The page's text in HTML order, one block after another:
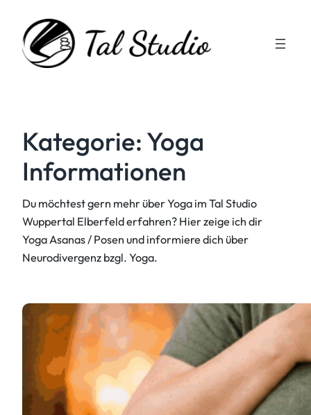
Inhalt
springen
Kategorie:Yoga
Informationen
Du möchtest gern mehr über Yoga im Tal Studio
Wuppertal Elberfeld erfahren? Hier zeige ich dir
Yoga Asanas / Posen und informiere dich über
Neurodivergenz bzgl. Yoga.